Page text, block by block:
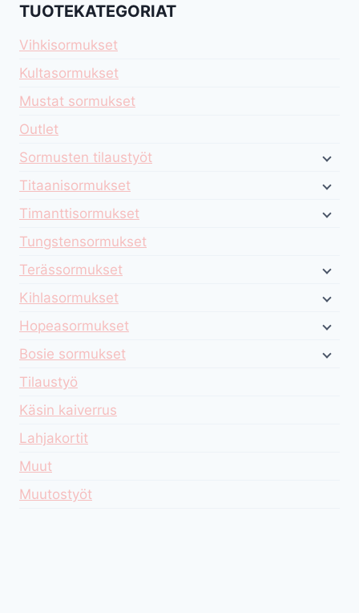
TUOTEKATEGORIAT
Vihkisormukset
Kultasormukset
Mustat sormukset
Outlet
Sormusten tilaustyöt
Titaanisormukset
Timanttisormukset
Tungstensormukset
Terässormukset
Kihlasormukset
Hopeasormukset
Bosie sormukset
Tilaustyö
Käsin kaiverrus
Lahjakortit
Muut
Muutostyöt